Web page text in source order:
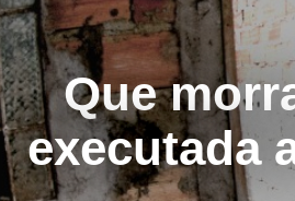
Que
executada